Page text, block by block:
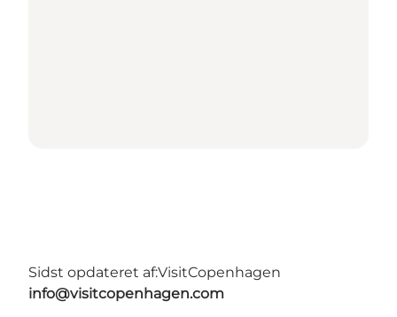
Sidst opdateret af:VisitCopenhagen
info@visitcopenhagen.com